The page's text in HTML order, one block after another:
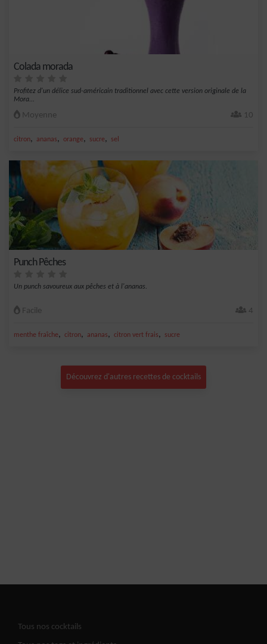
Colada morada
Profitez d'un délice sud-américain traditionnel avec cette version originale de la
Mora...
Moyenne 10
citron, ananas, orange, sucre, sel
Punch Pêches
Un punch savoureux aux pêches et à l'ananas.
Facile 4
menthe fraîche, citron, ananas, citron vert frais, sucre
Découvrez d'autres recettes de cocktails
Tous nos cocktails